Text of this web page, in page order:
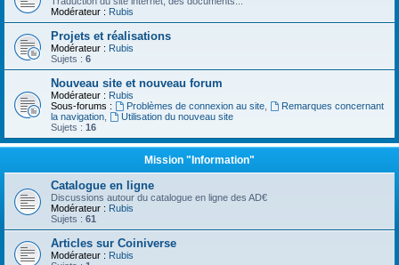
Modérateur : Rubis
Projets et réalisations
Modérateur : Rubis
Sujets : 6
Nouveau site et nouveau forum
Modérateur : Rubis
Sous-forums :
Problèmes de connexion au site,
Remarques concernant
la navigation
Utilisation du nouveau site
Sujets : 16
Mission "Information"
Catalogue en ligne
Discussions autour du catalogue en ligne des AD€
Modérateur : Rubis
Sujets : 61
Articles sur Coiniverse
Modérateur : Rubis